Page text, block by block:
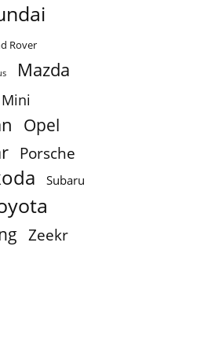
Rover
Mazda
Mini
Opel
Porsche
Subaru
Zeekr